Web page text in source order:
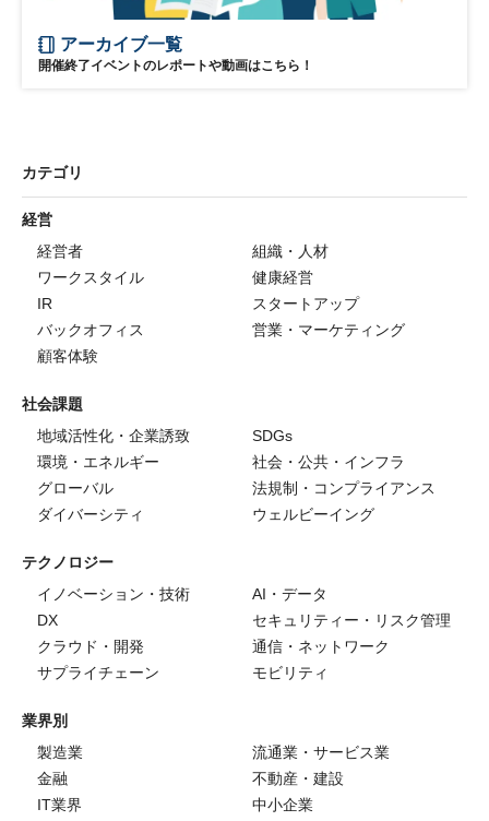
アーカイブ一覧
開催終了イベントのレポートや動画はこちら！
カテゴリ
経営
経営者
組織・人材
ワークスタイル
健康経営
IR
スタートアップ
バックオフィス
営業・マーケティング
顧客体験
社会課題
地域活性化・企業誘致
SDGs
環境・エネルギー
社会・公共・インフラ
グローバル
法規制・コンプライアンス
ダイバーシティ
ウェルビーイング
テクノロジー
イノベーション・技術
AI・データ
DX
セキュリティー・リスク管理
クラウド・開発
通信・ネットワーク
サプライチェーン
モビリティ
業界別
製造業
流通業・サービス業
金融
不動産・建設
IT業界
中小企業